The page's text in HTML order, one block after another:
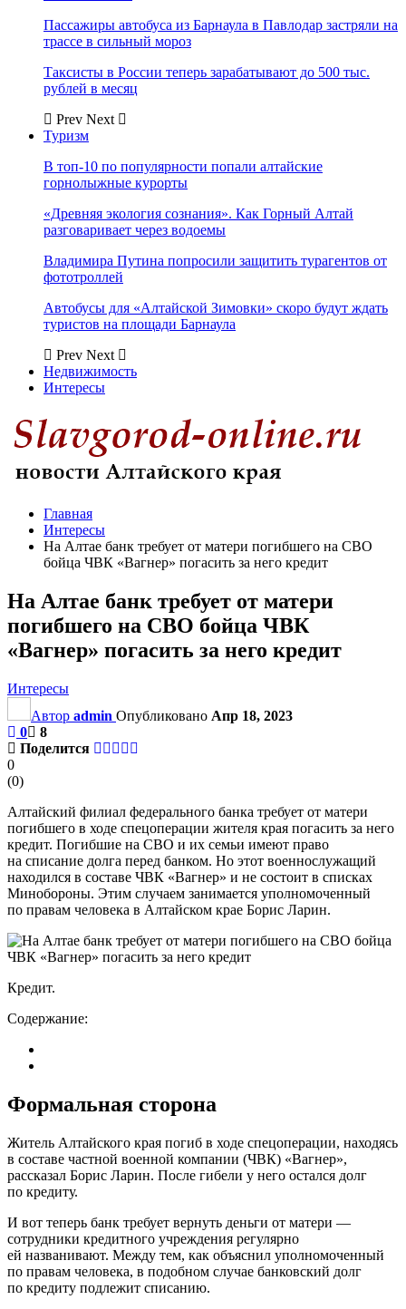
Пассажиры автобуса из Барнаула в Павлодар застряли на
трассе в сильный мороз
Таксисты в России теперь зарабатывают до 500 тыс.
рублей в месяц
Prev Next
Туризм
В топ-10 по популярности попали алтайские
горнолыжные курорты
«Древняя экология сознания». Как Горный Алтай
разговаривает через водоемы
Владимира Путина попросили защитить турагентов от
фототроллей
Автобусы для «Алтайской Зимовки» скоро будут ждать
туристов на площади Барнаула
Prev Next
Недвижимость
Интересы
Главная
Интересы
На Алтае банк требует от матери погибшего на СВО
бойца ЧВК «Вагнер» погасить за него кредит
На Алтае банк требует от матери
погибшего на СВО бойца ЧВК
«Вагнер» погасить за него кредит
Интересы
Автор admin Опубликовано Апр 18, 2023
0
8
Поделится
0
(0)
Алтайский филиал федерального банка требует от матери
погибшего в ходе спецоперации жителя края погасить за него
кредит. Погибшие на СВО и их семьи имеют право
на списание долга перед банком. Но этот военнослужащий
находился в составе ЧВК «Вагнер» и не состоит в списках
Минобороны. Этим случаем занимается уполномоченный
по правам человека в Алтайском крае Борис Ларин.
Кредит.
Содержание:
Формальная сторона
Житель Алтайского края погиб в ходе спецоперации, находясь
в составе частной военной компании (ЧВК) «Вагнер»,
рассказал Борис Ларин. После гибели у него остался долг
по кредиту.
И вот теперь банк требует вернуть деньги от матери —
сотрудники кредитного учреждения регулярно
ей названивают. Между тем, как объяснил уполномоченный
по правам человека, в подобном случае банковский долг
по кредиту подлежит списанию.